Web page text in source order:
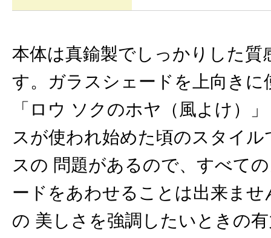
本体は真鍮製でしっかりした質
す。ガラスシェードを上向きに
「ロウ ソクのホヤ（風よけ）
スが使われ始めた頃のスタイ
スの 問題があるので、すべて
ードをあわせることは出来ませ
の 美しさを強調したいときの